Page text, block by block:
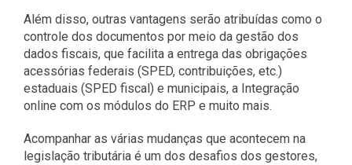
Além disso, outras vantagens serão atribuídas como o
controle dos documentos por meio da gestão dos
dados fiscais, que facilita a entrega das obrigações
acessórias federais (SPED, contribuições, etc.)
estaduais (SPED fiscal) e municipais, a Integração
online com os módulos do ERP e muito mais.
Acompanhar as várias mudanças que acontecem na
legislação tributária é um dos desafios dos gestores,